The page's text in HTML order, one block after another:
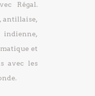
Régal.
antillaise,
et
avec les